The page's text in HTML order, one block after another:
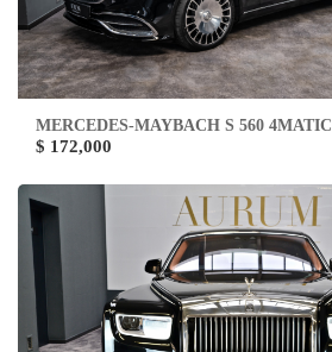
MERCEDES-MAYBACH S 560 4MATIC
$ 172,000